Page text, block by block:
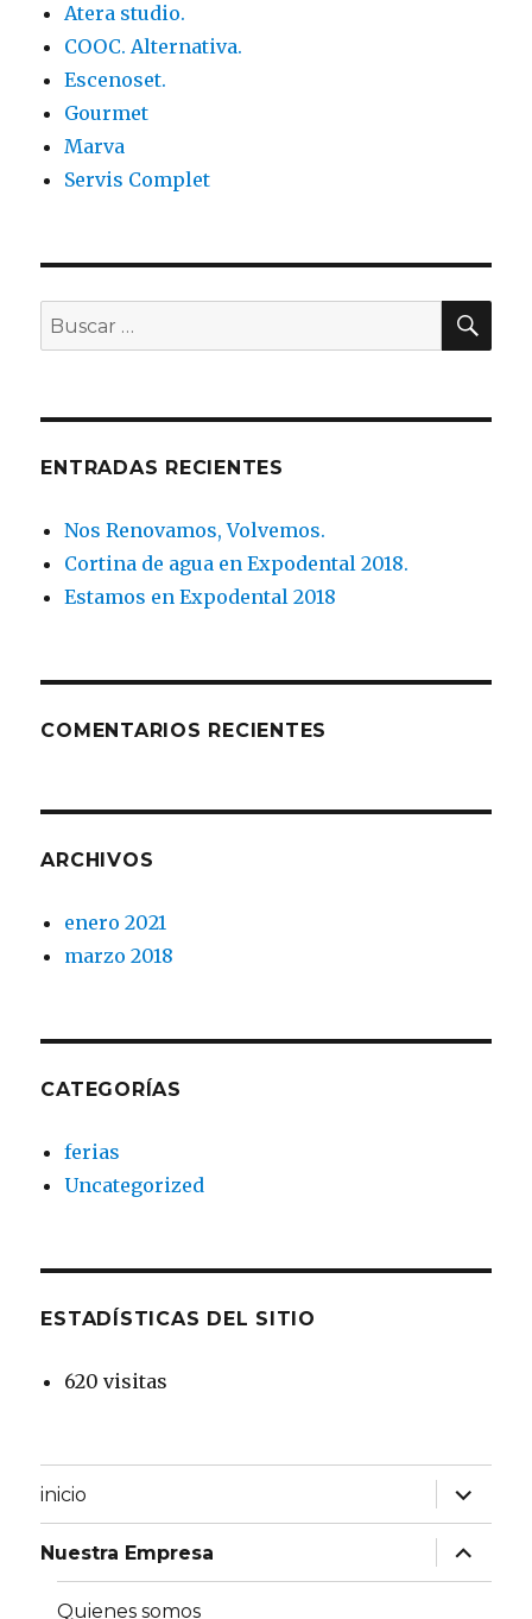
Atera studio.
COOC. Alternativa.
Escenoset.
Gourmet
Marva
Servis Complet
Buscar
por:
ENTRADAS RECIENTES
Nos Renovamos, Volvemos.
Cortina de agua en Expodental 2018.
Estamos en Expodental 2018
COMENTARIOS RECIENTES
ARCHIVOS
enero 2021
marzo 2018
CATEGORÍAS
ferias
Uncategorized
ESTADÍSTICAS DEL SITIO
620 visitas
inicio
expande
el
menú
inferior
Nuestra Empresa
expande
el
menú
Quienes somos